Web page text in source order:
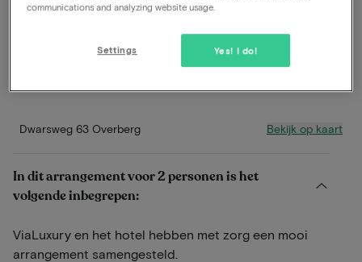
Gebruik van de wellness
Prachtige wandel- en fietsomgeving
In de natuur
Dwarsweg 63 Overberg Bekijk op kaart
In dit arrangement voor 2 personen is het
volgende inbegrepen:
ViaLuxury en het hotel hebben met zorg een mooi
arrangement samengesteld.
communications and analyzing website usage.
Yes! I do!
Settings